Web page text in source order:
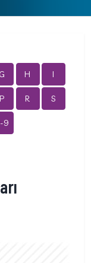
G H I
P R S
9